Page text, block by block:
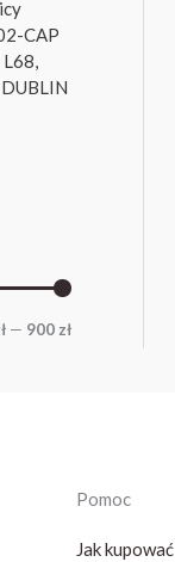
CAP
L68,
— 900 zł
Pomoc
Jak kupować